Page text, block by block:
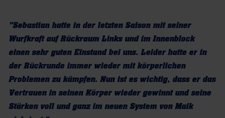
"Sebastian hatte in der letzten Saison mit seiner
Wurfkraft auf Rückraum Links und im Innenblock
einen sehr guten Einstand bei uns. Leider hatte er in
der Rückrunde immer wieder mit körperlichen
Problemen zu kämpfen. Nun ist es wichtig, dass er das
Vertrauen in seinen Körper wieder gewinnt und seine
Stärken voll und ganz im neuen System von Maik